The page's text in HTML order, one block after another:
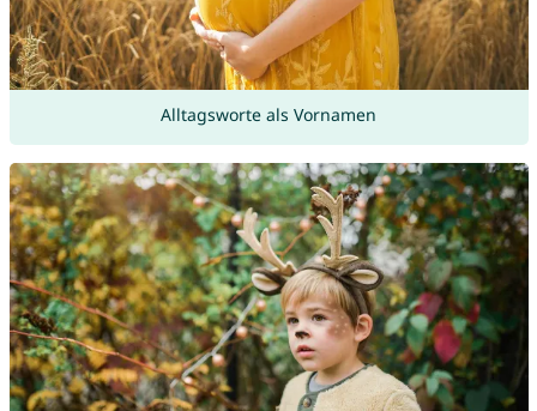
Alltagsworte als Vornamen